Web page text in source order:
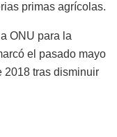
primas agrícolas.
ONU para la
el pasado mayo
2018 tras disminuir